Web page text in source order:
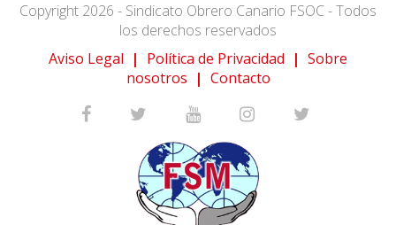
Copyright 2026 - Sindicato Obrero Canario FSOC - Todos
los derechos reservados
Aviso Legal | Política de Privacidad | Sobre
nosotros | Contacto